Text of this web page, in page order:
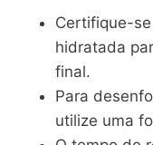
Certifique-
hidratada
final.
Para
utilize uma